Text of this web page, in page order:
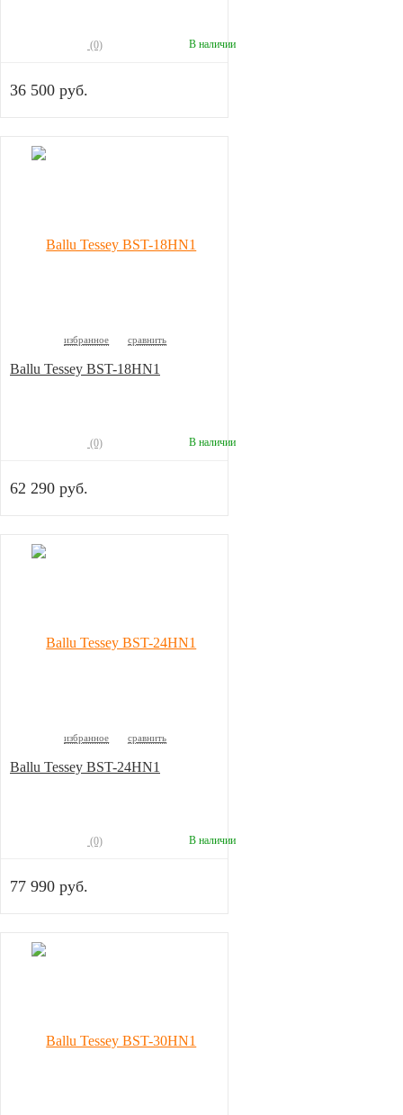
(0) В наличии
36 500 руб.
избранное сравнить
Ballu Tessey BST-18HN1
(0) В наличии
62 290 руб.
избранное сравнить
Ballu Tessey BST-24HN1
(0) В наличии
77 990 руб.